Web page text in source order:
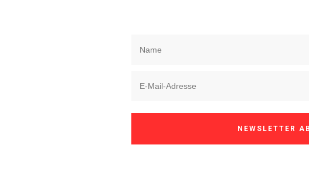
NEWSLETTER